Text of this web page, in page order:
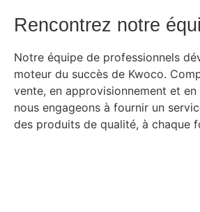
Rencontrez notre
Notre équipe de professionnels
moteur du succès de Kwoco.
vente, en approvisionnement et
nous engageons à fournir un
des produits de qualité, à chaque